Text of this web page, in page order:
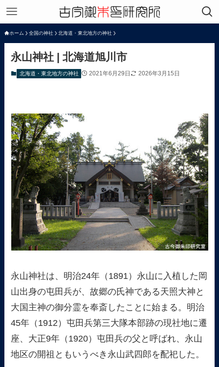
ホーム 全国の神社 北海道・東北地方の神社
永山神社 | 北海道旭川市
北海道・東北地方の神社 2021年6月29日 2026年3月15日
永山神社は、明治24年（1891）永山に入植した岡
山出身の屯田兵が、故郷の氏神である天照大神と
大国主神の御分霊を奉斎したことに始まる。明治
45年（1912）屯田兵第三大隊本部跡の現社地に遷
座、大正9年（1920）屯田兵の父と呼ばれ、永山
地区の開祖ともいうべき永山武四郎を配祀した。